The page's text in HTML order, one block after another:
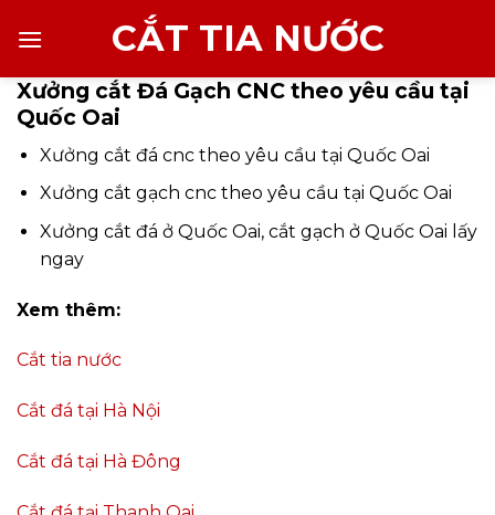
đến
dung
CẮT TIA NƯỚC
Xưởng cắt Đá Gạch CNC theo yêu cầu tại
Quốc Oai
Xưởng cắt đá cnc theo yêu cầu tại Quốc Oai
Xưởng cắt gạch cnc theo yêu cầu tại Quốc Oai
Xưởng cắt đá ở Quốc Oai, cắt gạch ở Quốc Oai lấy
ngay
Xem thêm:
Cắt tia nước
Cắt đá tại Hà Nội
Cắt đá tại Hà Đông